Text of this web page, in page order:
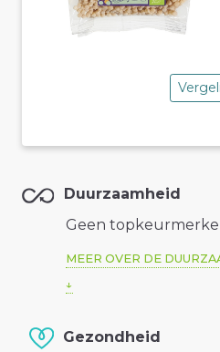
Duurzaamheid
Geen
MEER OVER DE
Gezondheid